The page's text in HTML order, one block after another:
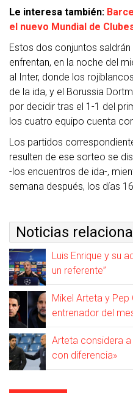
Le interesa también:
el nuevo Mundial de
Estos dos conjuntos
enfrentan, en la noche del
al Inter, donde los
de la ida, y el Borussia
por decidir tras el 1-1 del
los cuatro equipo cuenta
Los partidos
resulten de ese sorteo se
-los encuentros de ida-,
semana después, los días
Noticias
Luis Enrique y su
un referente”
Mikel Arteta y
entrenador del
Arteta considera
con diferencia»